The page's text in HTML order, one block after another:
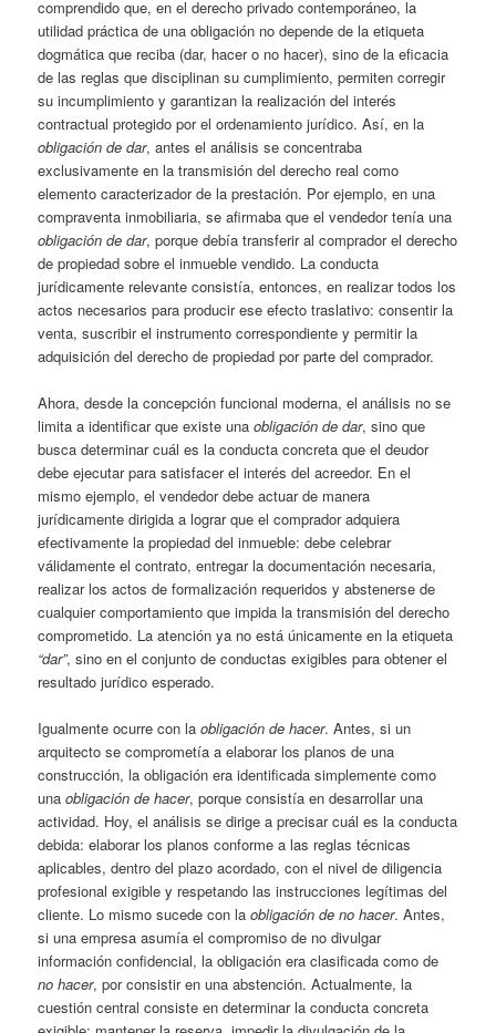
comprendido que, en el derecho privado contemporáneo, la
utilidad práctica de una obligación no depende de la etiqueta
dogmática que reciba (dar, hacer o no hacer), sino de la eficacia
de las reglas que disciplinan su cumplimiento, permiten corregir
su incumplimiento y garantizan la realización del interés
contractual protegido por el ordenamiento jurídico. Así, en la
obligación de dar, antes el análisis se concentraba
exclusivamente en la transmisión del derecho real como
elemento caracterizador de la prestación. Por ejemplo, en una
compraventa inmobiliaria, se afirmaba que el vendedor tenía una
obligación de dar, porque debía transferir al comprador el derecho
de propiedad sobre el inmueble vendido. La conducta
jurídicamente relevante consistía, entonces, en realizar todos los
actos necesarios para producir ese efecto traslativo: consentir la
venta, suscribir el instrumento correspondiente y permitir la
adquisición del derecho de propiedad por parte del comprador.
Ahora, desde la concepción funcional moderna, el análisis no se
limita a identificar que existe unaobligación de dar, sino que
busca determinar cuál es la conducta concreta que el deudor
debe ejecutar para satisfacer el interés del acreedor. En el
mismo ejemplo, el vendedor debe actuar de manera
jurídicamente dirigida a lograr que el comprador adquiera
efectivamente la propiedad del inmueble: debe celebrar
válidamente el contrato, entregar la documentación necesaria,
realizar los actos de formalización requeridos y abstenerse de
cualquier comportamiento que impida la transmisión del derecho
comprometido. La atención ya no está únicamente en la etiqueta
“dar”, sino en el conjunto de conductas exigibles para obtener el
resultado jurídico esperado.
Igualmente ocurre con laobligación de hacer. Antes, si un
arquitecto se comprometía a elaborar los planos de una
construcción, la obligación era identificada simplemente como
unaobligación de hacer, porque consistía en desarrollar una
actividad. Hoy, el análisis se dirige a precisar cuál es la conducta
debida: elaborar los planos conforme a las reglas técnicas
aplicables, dentro del plazo acordado, con el nivel de diligencia
profesional exigible y respetando las instrucciones legítimas del
cliente. Lo mismo sucede con laobligación de no hacer. Antes,
si una empresa asumía el compromiso de no divulgar
información confidencial, la obligación era clasificada como de
no hacer, por consistir en una abstención. Actualmente, la
cuestión central consiste en determinar la conducta concreta